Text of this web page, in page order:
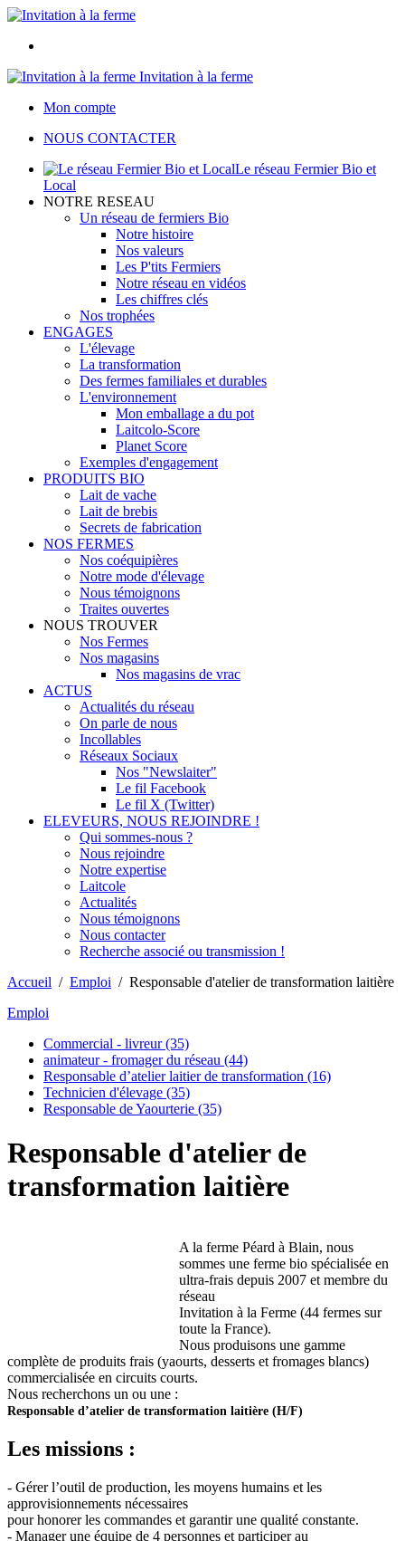
Invitation à la ferme
Mon compte
NOUS CONTACTER
Le réseau Fermier Bio et
Local
NOTRE RESEAU
Un réseau de fermiers Bio
Notre histoire
Nos valeurs
Les P'tits Fermiers
Notre réseau en vidéos
Les chiffres clés
Nos trophées
ENGAGES
L'élevage
La transformation
Des fermes familiales et durables
L'environnement
Mon emballage a du pot
Laitcolo-Score
Planet Score
Exemples d'engagement
PRODUITS BIO
Lait de vache
Lait de brebis
Secrets de fabrication
NOS FERMES
Nos coéquipières
Notre mode d'élevage
Nous témoignons
Traites ouvertes
NOUS TROUVER
Nos Fermes
Nos magasins
Nos magasins de vrac
ACTUS
Actualités du réseau
On parle de nous
Incollables
Réseaux Sociaux
Nos "Newslaiter"
Le fil Facebook
Le fil X (Twitter)
ELEVEURS, NOUS REJOINDRE !
Qui sommes-nous ?
Nous rejoindre
Notre expertise
Laitcole
Actualités
Nous témoignons
Nous contacter
Recherche associé ou transmission !
Accueil / Emploi / Responsable d'atelier de transformation laitière
Emploi
Commercial - livreur (35)
animateur - fromager du réseau (44)
Responsable d’atelier laitier de transformation (16)
Technicien d'élevage (35)
Responsable de Yaourterie (35)
Responsable d'atelier de
transformation laitière
A la ferme Péard à Blain, nous
sommes une ferme bio spécialisée en
ultra-frais depuis 2007 et membre du
réseau
Invitation à la Ferme (44 fermes sur
toute la France).
Nous produisons une gamme
complète de produits frais (yaourts, desserts et fromages blancs)
commercialisée en circuits courts.
Nous recherchons un ou une :
Responsable d’atelier de transformation laitière (H/F)
Les missions :
- Gérer l’outil de production, les moyens humains et les
approvisionnements nécessaires
pour honorer les commandes et garantir une qualité constante.
- Manager une équipe de 4 personnes et participer au